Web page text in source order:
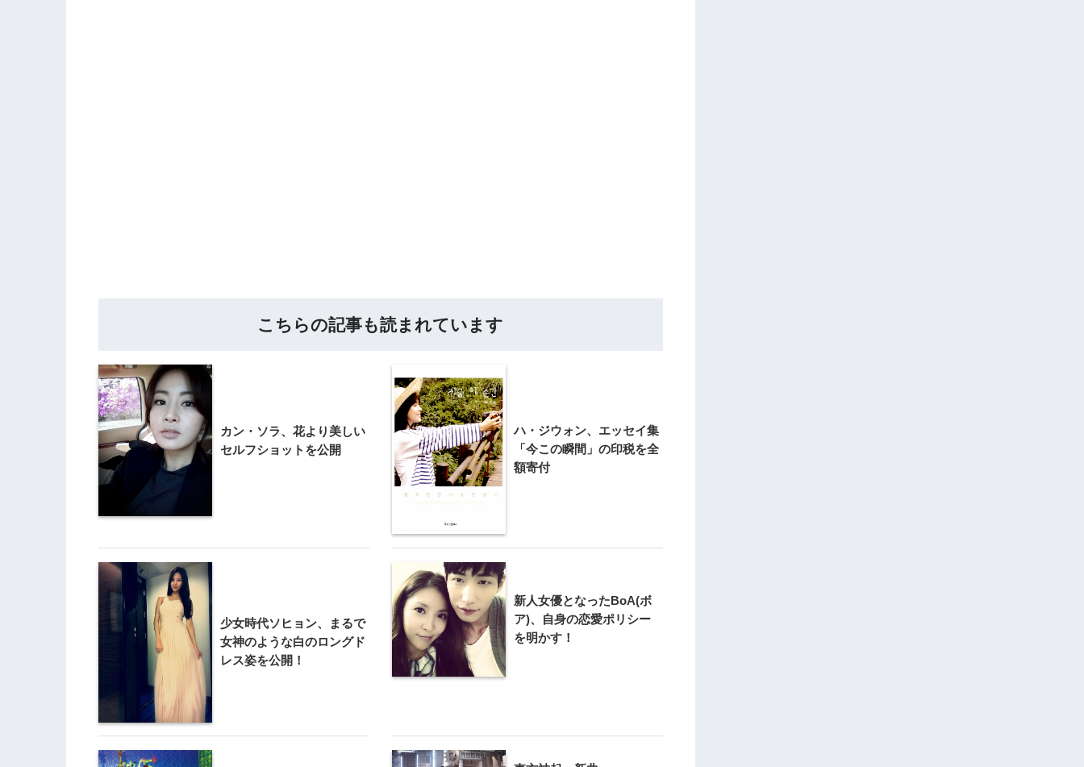
こちらの記事も読まれています
カン・ソラ、花より美しい
セルフショットを公開
ハ・ジウォン、エッセイ集
「今この瞬間」の印税を全
額寄付
少女時代ソヒョン、まるで
女神のような白のロングド
レス姿を公開！
新人女優となったBoA(ボ
ア)、自身の恋愛ポリシー
を明かす！